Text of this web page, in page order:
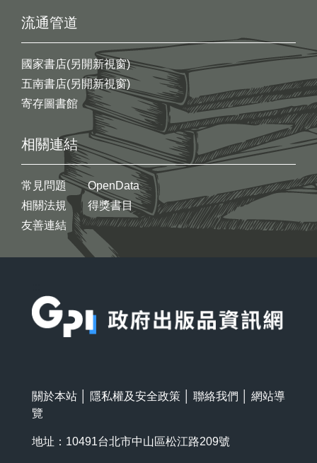
流通管道
國家書店(另開新視窗)
五南書店(另開新視窗)
寄存圖書館
相關連結
常見問題
相關法規
友善連結
OpenData
得獎書目
關於本站 隱私權及安全政策 聯絡我們
網站導
覽
地址：10491台北市中山區松江路209號